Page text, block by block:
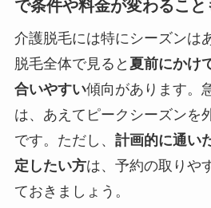
で条件や料金が変わること
介護脱毛には特にシーズンは
脱毛全体で見ると 夏前にかけ
合いやすい傾向があります。
は、あえてピークシーズンを
です。ただし、 計画的に通い
定したい方は、予約の取りや
ておきましょう。